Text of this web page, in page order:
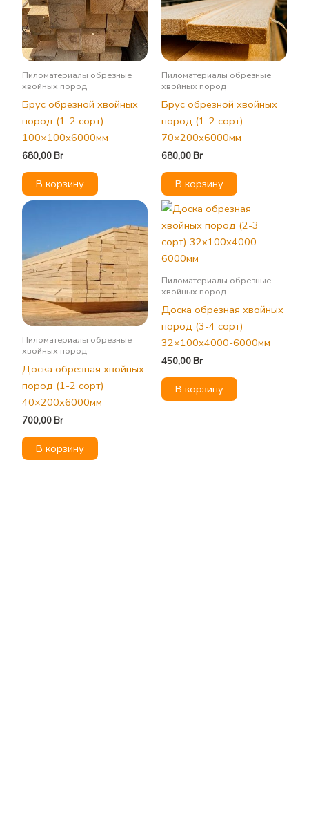
Пиломатериалы обрезные
хвойных пород
Брус обрезной хвойных
пород (1-2 сорт)
100×100х6000мм
680,00Br
В корзину
Пиломатериалы обрезные
хвойных пород
Брус обрезной хвойных
пород (1-2 сорт)
70×200х6000мм
680,00Br
В корзину
Пиломатериалы обрезные
хвойных пород
Доска обрезная хвойных
пород (1-2 сорт)
40×200х6000мм
700,00Br
В корзину
Пиломатериалы обрезные
хвойных пород
Доска обрезная хвойных
пород (3-4 сорт)
32×100х4000-6000мм
450,00Br
В корзину